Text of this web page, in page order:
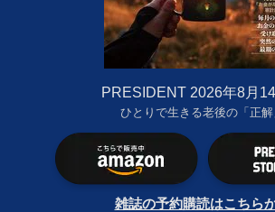
PRESIDENT 2026年8月
ひとりで生きる老後の「正解
雑誌の予約購読はこちら